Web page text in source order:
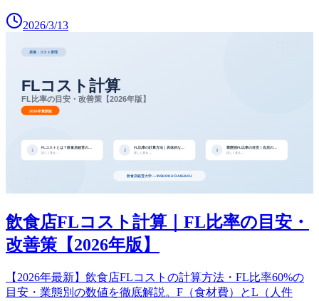
2026/3/13
飲食店FLコスト計算｜FL比率の目安・
改善策【2026年版】
【2026年最新】飲食店FLコストの計算方法・FL比率60%の
目安・業態別の数値を徹底解説。F（食材費）とL（人件